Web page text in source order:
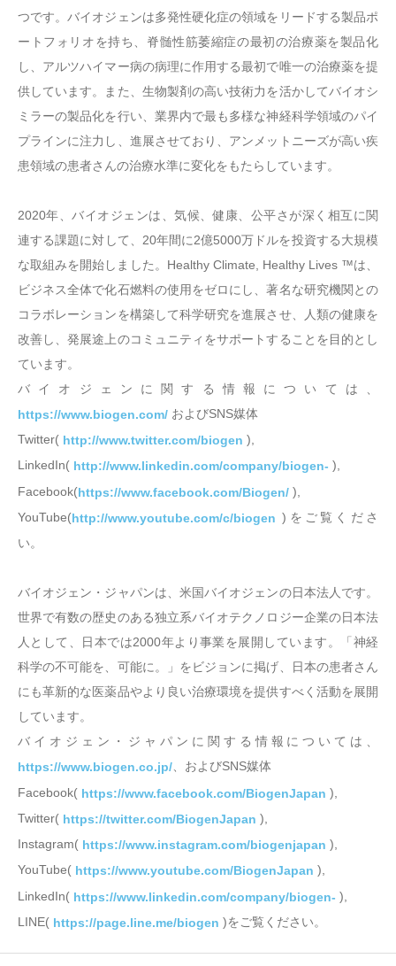
つです。バイオジェンは多発性硬化症の領域をリードする製品ポ
ートフォリオを持ち、脊髄性筋萎縮症の最初の治療薬を製品化
し、アルツハイマー病の病理に作用する最初で唯一の治療薬を提
供しています。また、生物製剤の高い技術力を活かしてバイオシ
ミラーの製品化を行い、業界内で最も多様な神経科学領域のパイ
プラインに注力し、進展させており、アンメットニーズが高い疾
患領域の患者さんの治療水準に変化をもたらしています。
2020年、バイオジェンは、気候、健康、公平さが深く相互に関
連する課題に対して、20年間に2億5000万ドルを投資する大規模
な取組みを開始しました。Healthy Climate, Healthy Lives ™は、
ビジネス全体で化石燃料の使用をゼロにし、著名な研究機関との
コラボレーションを構築して科学研究を進展させ、人類の健康を
改善し、発展途上のコミュニティをサポートすることを目的とし
ています。
バイオジェンに関する情報については、
https://www.biogen.com/ およびSNS媒体
Twitter( http://www.twitter.com/biogen ),
LinkedIn( http://www.linkedin.com/company/biogen- ),
Facebook(https://www.facebook.com/Biogen/ ),
YouTube(http://www.youtube.com/c/biogen )をご覧くださ
い。
バイオジェン・ジャパンは、米国バイオジェンの日本法人です。
世界で有数の歴史のある独立系バイオテクノロジー企業の日本法
人として、日本では2000年より事業を展開しています。「神経
科学の不可能を、可能に。」をビジョンに掲げ、日本の患者さん
にも革新的な医薬品やより良い治療環境を提供すべく活動を展開
しています。
バイオジェン・ジャパンに関する情報については、
https://www.biogen.co.jp/、およびSNS媒体
Facebook( https://www.facebook.com/BiogenJapan ),
Twitter( https://twitter.com/BiogenJapan ),
Instagram( https://www.instagram.com/biogenjapan ),
YouTube( https://www.youtube.com/BiogenJapan ),
LinkedIn( https://www.linkedin.com/company/biogen- ),
LINE( https://page.line.me/biogen )をご覧ください。